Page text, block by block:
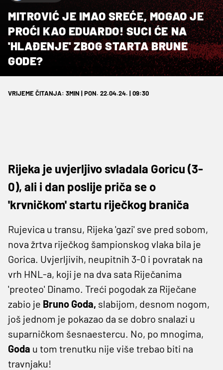
MITROVIĆ JE IMAO SREĆE, MOGAO JE
PROĆI KAO EDUARDO! SUCI ĆE NA
'HLAĐENJE' ZBOG STARTA BRUNE
GODE?
VRIJEME ČITANJA: 3MIN | PON. 22.04.24. | 09:30
Rijeka je uvjerljivo svladala Goricu (3-
0), ali i dan poslije priča se o
'krvničkom' startu riječkog braniča
Rujevica u transu, Rijeka 'gazi' sve pred sobom,
nova žrtva riječkog šampionskog vlaka bila je
Gorica. Uvjerljivih, neupitnih 3-0 i povratak na
vrh HNL-a, koji je na dva sata Riječanima
'preoteo' Dinamo. Treći pogodak za Riječane
zabio je Bruno Goda, slabijom, desnom nogom,
još jednom je pokazao da se dobro snalazi u
suparničkom šesnaestercu. No, po mnogima,
Goda u tom trenutku nije više trebao biti na
travnjaku!